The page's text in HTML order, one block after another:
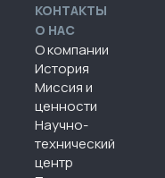
КОНТАКТЫ
О НАС
О компании
История
Миссия и
ценности
Научно-
технический
центр